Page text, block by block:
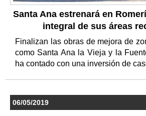
Santa Ana estrenará en
integral de sus áreas
Finalizan las obras de mejora de
como Santa Ana la Vieja y la
ha contado con una inversión de
06/05/2019